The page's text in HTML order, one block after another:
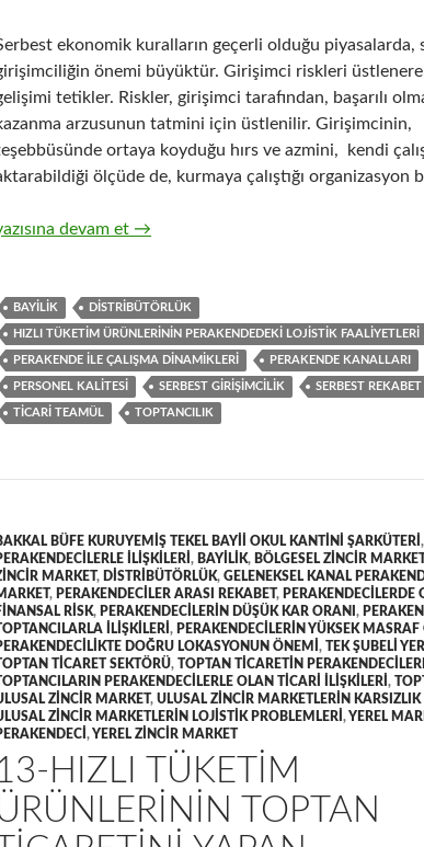
ekonomik kuralların geçerli olduğu piyasalarda,
önemi büyüktür. Girişimci riskleri
tetikler. Riskler, girişimci tarafından, başarılı
arzusunun tatmini için üstlenilir. Girişimcinin,
ortaya koyduğu hırs ve azmini, kendi
ölçüde de, kurmaya çalıştığı organizasyon
Zincir Perakendecilerle hızlı tüketim ürünlerinin
devam et →
BAYILIK DISTRIBÜTÖRLÜK
HIZLI TÜKETIM ÜRÜNLERININ PERAKENDEDEKI LOJISTIK FAALIYETLERI
PERAKENDE ILE ÇALIŞMA DINAMIKLERI PERAKENDE KANALLARI
PERSONEL KALITESI SERBEST GIRIŞIMCILIK SERBEST
TICARI TEAMÜL TOPTANCILIK
BÜFE KURUYEMIŞ TEKEL BAYII OKUL KANTINI ŞARKÜTERI ,
ILIŞKILERI , BAYILIK, BÖLGESEL ZINCIR MARKET
MARKET, DISTRIBÜTÖRLÜK, GELENEKSEL KANAL
, PERAKENDECILER ARASI REKABET, PERAKENDECILERDE
RISK, PERAKENDECILERIN DÜŞÜK KAR ORANI ,
ILIŞKILERI , PERAKENDECILERIN YÜKSEK MASRAF
DOĞRU LOKASYONUN ÖNEMI , TEK ŞUBELI
TICARET SEKTÖRÜ, TOPTAN TICARETIN
PERAKENDECILERLE OLAN TICARI ILIŞKILERI ,
ZINCIR MARKET, ULUSAL ZINCIR MARKETLERIN KARSIZLIK
ZINCIR MARKETLERIN LOJISTIK PROBLEMLERI ,YEREL
,YEREL ZINCIR MARKET
HIZLI TÜKETIM
TOPTAN